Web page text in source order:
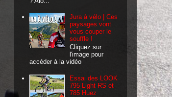
Jura à vélo | Ces
paysages vont
vous couper le
souffle !
Cliquez sur
l'image pour
accéder à la vidéo
Essai des LOOK
795 Light RS et
785 Huez